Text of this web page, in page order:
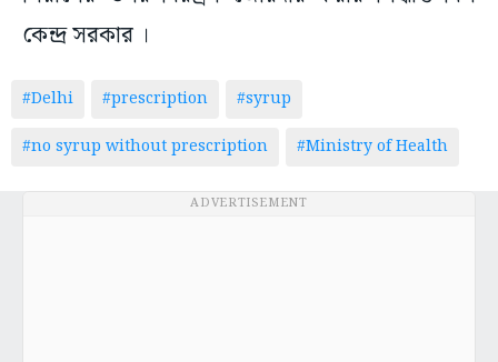
কেন্দ্র সরকার ।
#Delhi #prescription
#syrup
#no syrup without prescription
#Ministry of Health
ADVERTISEMENT